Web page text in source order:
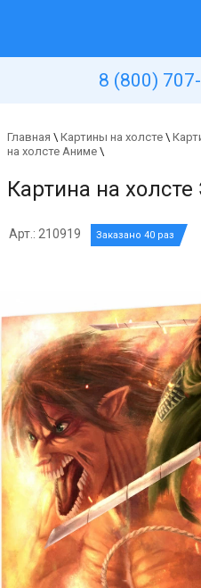
8 (800)
Главная \ Картины на холсте \
на холсте Аниме \
Картина на
Арт.: 210919 Заказано 40 раз